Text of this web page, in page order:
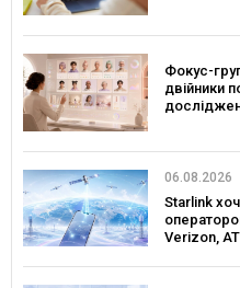
Фокус-
двійники
06.08.2026
Starlink
Verizon,